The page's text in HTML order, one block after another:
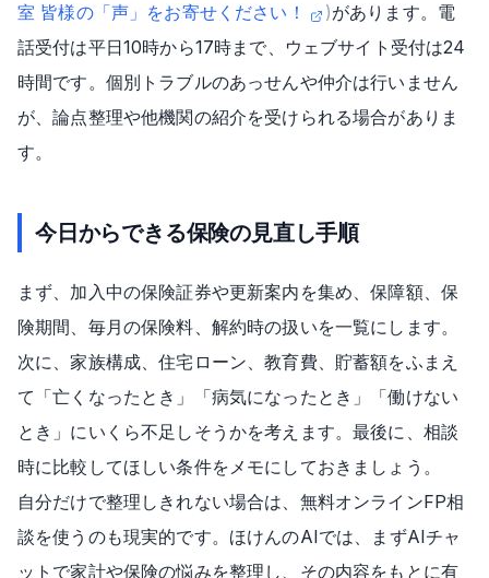
室 皆様の「声」をお寄せください！
)があります。電
話受付は平日10時から17時まで、ウェブサイト受付は24
時間です。個別トラブルのあっせんや仲介は行いません
が、論点整理や他機関の紹介を受けられる場合がありま
す。
今日からできる保険の見直し手順
まず、加入中の保険証券や更新案内を集め、保障額、保
険期間、毎月の保険料、解約時の扱いを一覧にします。
次に、家族構成、住宅ローン、教育費、貯蓄額をふまえ
て「亡くなったとき」「病気になったとき」「働けない
とき」にいくら不足しそうかを考えます。最後に、相談
時に比較してほしい条件をメモにしておきましょう。
自分だけで整理しきれない場合は、無料オンラインFP相
談を使うのも現実的です。ほけんのAIでは、まずAIチャ
ットで家計や保険の悩みを整理し、その内容をもとに有